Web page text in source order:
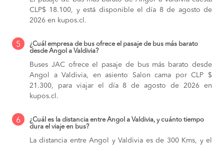
CLP$ 18.100, y está disponible el día 8 de agosto de
2026 en kupos.cl.
5
¿Cuál empresa de bus ofrece el pasaje de bus más barato
desde Angol a Valdivia?
Buses JAC ofrece el pasaje de bus más barato desde
Angol a Valdivia, en asiento Salon cama por CLP $
21.300, para viajar el día 8 de agosto de 2026 en
kupos.cl.
6
¿Cuál es la distancia entre Angol a Valdivia, y cuánto tiempo
dura el viaje en bus?
La distancia entre Angol y Valdivia es de 300 Kms, y el